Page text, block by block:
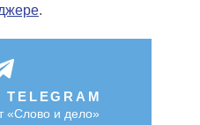
.
«Слово и дело»